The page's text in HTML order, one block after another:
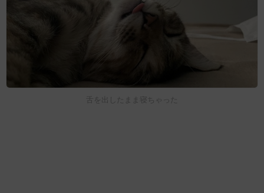
舌を出したまま寝ちゃった